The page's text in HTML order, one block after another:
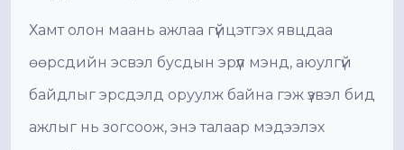
Хамт олон маань ажлаа гүйцэтгэх явцдаа
өөрсдийн эсвэл бусдын эрүүл мэнд, аюулгүй
байдлыг эрсдэлд оруулж байна гэж үзвэл бид
ажлыг нь зогсоож, энэ талаар мэдээлэх